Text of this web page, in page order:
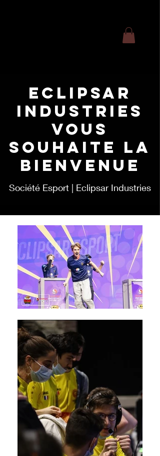
ECLIPSAR
INDUSTRIES
VOUS
SOUHAITE LA
BIENVENUE
Société Esport | Eclipsar Industries